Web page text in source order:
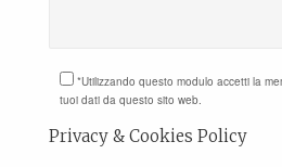
*Utilizzando questo modulo accetti la
tuoi dati da questo sito web.
Privacy & Cookies Policy